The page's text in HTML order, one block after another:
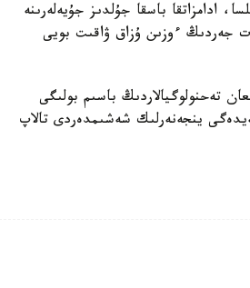
ادامزاتقا باسقا جۇلدىز جۇيەلەرىنە
جەردىڭ ءوزىن ۇزاق ۋاقىت بويى
تەحنولوگيالاردىڭ باسىم بولىگى
ينجەنەرلىك شەشىمدەردى تالاپ